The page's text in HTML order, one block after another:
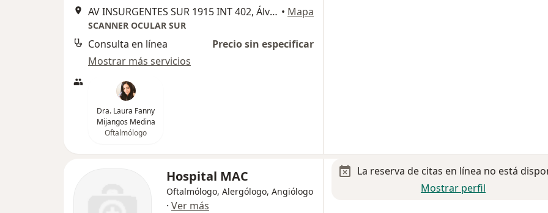
AV INSURGENTES SUR 1915 INT 402, Álvaro Obregón • Mapa
SCANNER OCULAR SUR
Consulta en línea
Precio sin especificar
Mostrar más servicios
Dra. Laura Fanny
Mijangos Medina
Oftalmólogo
Hospital MAC
Oftalmólogo, Alergólogo, Angiólogo
· Ver más
La reserva de citas en línea no está
Mostrar perfil